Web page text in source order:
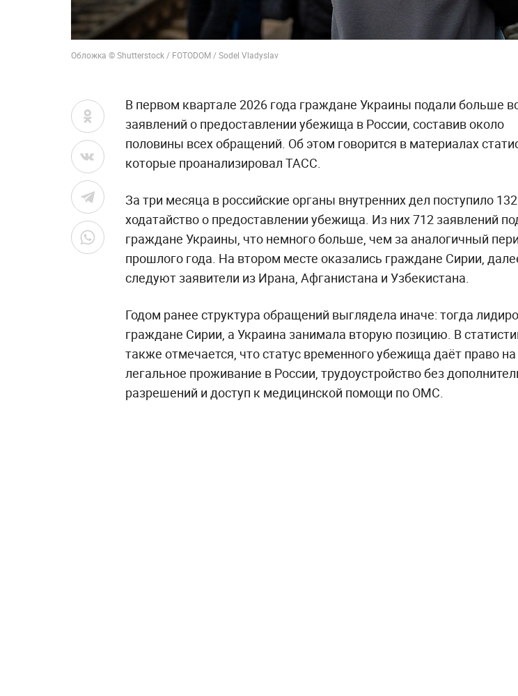
Обложка © Shutterstock / FOTODOM / Sodel Vladyslav
В первом квартале 2026 года граждане Украины подали больше
заявлений о предоставлении убежища в России, составив около
половины всех обращений. Об этом говорится в материалах
которые проанализировал ТАСС.
За три месяца в российские органы внутренних дел поступило
ходатайство о предоставлении убежища. Из них 712 заявлений
граждане Украины, что немного больше, чем за аналогичный
прошлого года. На втором месте оказались граждане Сирии,
следуют заявители из Ирана, Афганистана и Узбекистана.
Годом ранее структура обращений выглядела иначе: тогда
граждане Сирии, а Украина занимала вторую позицию. В
также отмечается, что статус временного убежища даёт право на
легальное проживание в России, трудоустройство без
разрешений и доступ к медицинской помощи по ОМС.